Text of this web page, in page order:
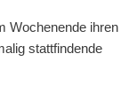
Wochenende ihren
stattfindende